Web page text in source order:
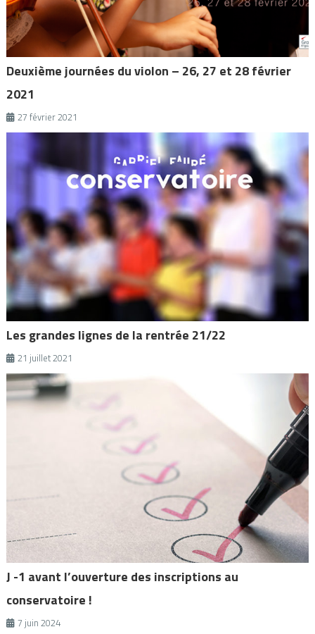
Deuxième journées du violon – 26, 27 et 28 février
2021
27 février 2021
Les grandes lignes de la rentrée 21/22
21 juillet 2021
J -1 avant l’ouverture des inscriptions au
conservatoire !
7 juin 2024